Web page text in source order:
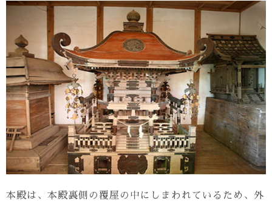
本殿は、本殿裏側の覆屋の中にしまわれているため、外